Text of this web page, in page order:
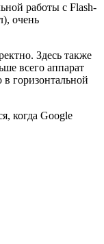
работы с Flash-
очень
Здесь также
всего аппарат
горизонтальной
когда Google